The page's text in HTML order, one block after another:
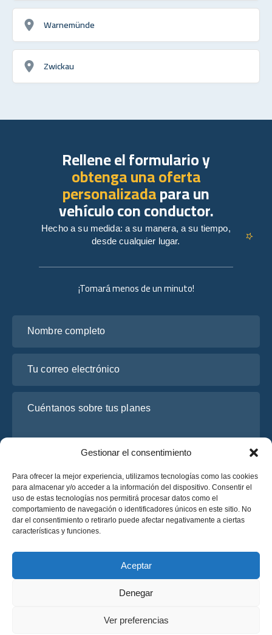
Gestionar el consentimiento
Para ofrecer la mejor experiencia, utilizamos tecnologías como las cookies
para almacenar y/o acceder a la información del dispositivo. Consentir el
uso de estas tecnologías nos permitirá procesar datos como el
comportamiento de navegación o identificadores únicos en este sitio. No
dar el consentimiento o retirarlo puede afectar negativamente a ciertas
características y funciones.
Aceptar
Denegar
Ver preferencias
Warnemünde
Zwickau
© 2025 OsaBus © Todos los derechos reservados.
¡Tomará menos de un minuto!
He leído y acepto laPolítica de Privacidadde OsaBus.
Solicite un presupuesto
Solicite un presupuesto
Rellene el formulario y
obtenga una oferta
personalizadapara un
vehículo con conductor.
Hecho a su medida: a su manera, a su tiempo,
desde cualquier lugar.